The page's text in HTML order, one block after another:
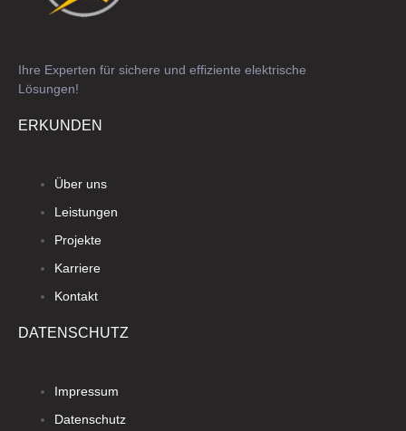
Ihre Experten für sichere und effiziente elektrische
Lösungen!
ERKUNDEN
Über uns
Leistungen
Projekte
Karriere
Kontakt
DATENSCHUTZ
Impressum
Datenschutz